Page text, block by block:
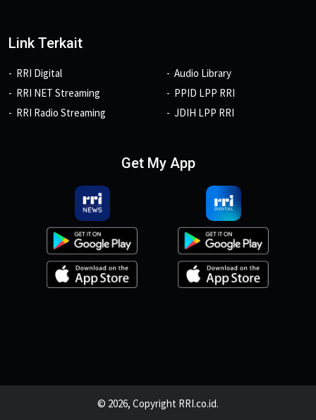
Link Terkait
RRI Digital
RRI NET Streaming
RRI Radio Streaming
Audio Library
PPID LPP RRI
JDIH LPP RRI
Get My App
© 2026, Copyright RRI.co.id.